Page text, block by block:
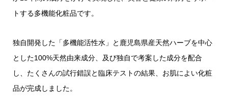
トする多機能化粧品です。
独自開発した「多機能活性水」と鹿児島県産天然ハーブを中心
とした100%天然由来成分、及び独自で考案した成分を配合
し、たくさんの試行錯誤と臨床テストの結果、お肌によい化粧
品が完成しました。